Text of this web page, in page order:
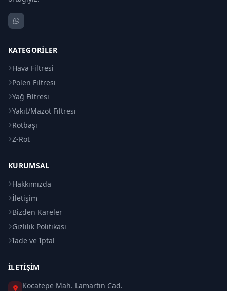
KATEGORILER
Hava Filtresi
Polen Filtresi
Yağ Filtresi
Yakıt/Mazot Filtresi
Rotbaşı
Z-Rot
KURUMSAL
Hakkımızda
İletişim
Bizden Kareler
Gizlilik Politikası
İade ve İptal
İLETIŞIM
Kocatepe Mah. Lamartin Cad.